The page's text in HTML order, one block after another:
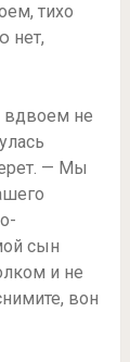
тихо
нет,
не
— Мы
сын
и не
вон